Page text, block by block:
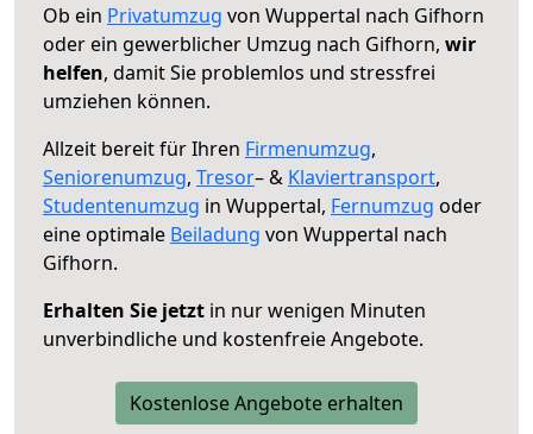
Ob ein Privatumzug von Wuppertal nach Gifhorn
oder ein gewerblicher Umzug nach Gifhorn, wir
helfen, damit Sie problemlos und stressfrei
umziehen können.
Allzeit bereit für Ihren Firmenumzug,
Seniorenumzug, Tresor– & Klaviertransport,
Studentenumzug in Wuppertal, Fernumzug oder
eine optimale Beiladung von Wuppertal nach
Gifhorn.
Erhalten Sie jetzt in nur wenigen Minuten
unverbindliche und kostenfreie Angebote.
Kostenlose Angebote erhalten